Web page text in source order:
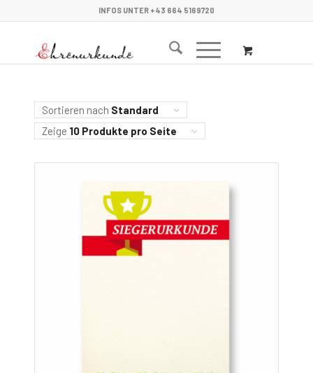
INFOS UNTER +43 664 5169720
Sortieren nach Standard
Zeige 10 Produkte pro Seite